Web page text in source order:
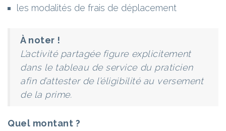
les modalités de frais de déplacement
À noter !
L’activité partagée figure explicitement
dans le tableau de service du praticien
afin d’attester de l’éligibilité au versement
de la prime.
Quel montant ?